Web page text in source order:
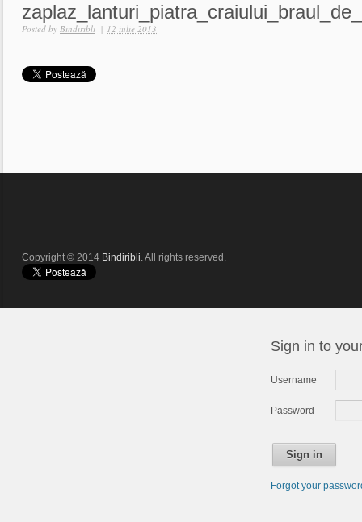
Posted by Bindiribli | 12 iulie 2013
Copyright © 2014 Bindiribli. All rights reserved.
Sign in to
Username
Password
Sign in
Forgot your